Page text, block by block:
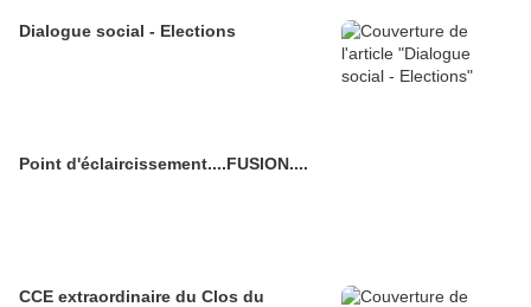
Dialogue social - Elections
Point d'éclaircissement....FUSION....
CCE extraordinaire du Clos du